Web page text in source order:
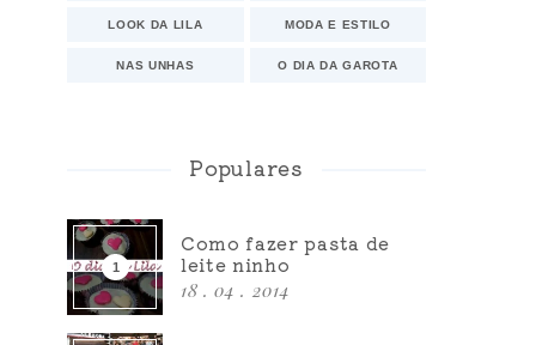
LOOK DA LILA MODA E ESTILO
NAS UNHAS O DIA DA GAROTA
Populares
Como fazer pasta de
leite ninho
18 . 04 . 2014